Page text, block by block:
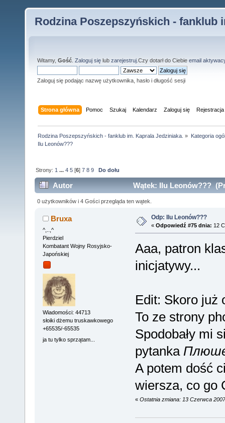
Rodzina Poszepszyńskich - fanklub
Witamy, Gość Zaloguj się lub zarejestruj .Czy dotarł do Ciebie email
Zaloguj się podając nazwę użytkownika, hasło i długość sesji
Strona główna Pomoc Szukaj Kalendarz Zaloguj się Rejestracja
Rodzina Poszepszyńskich - fanklub im. Kaprala Jedziniaka. » Kategoria
Ilu Leonów???
Strony: 1 ...4 5 [6]7 8 9 Do dołu
Autor Wątek: Ilu Leonów???
0 użytkowników i 4 Gości przegląda ten wątek.
Bruxa
^,..,^
Pierdziel
Kombatant Wojny Rosyjsko-
Japońskiej
Wiadomości: 44713
słoiki dżemu truskawkowego
+65535/-65535
ja tu tylko sprzątam...
Odp: Ilu Leonów???
« Odpowiedź #75 dnia: 12
Aaa, patron
inicjatywy...
Edit: Skoro już
To ze strony
Spodobały mi
pytanka
A potem dość
wiersza, co go
« Ostatnia zmiana: 13 Czerwca